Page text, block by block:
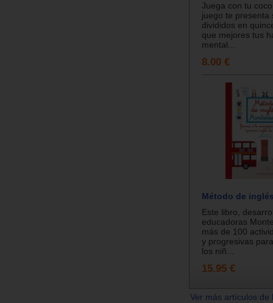
Juega con tu
juego te presenta
divididos en
que mejores tus
mental...
8.00 €
Método de
Este libro,
educadoras
más de 100
y progresivas
los niñ...
15.95 €
Ver más artículos